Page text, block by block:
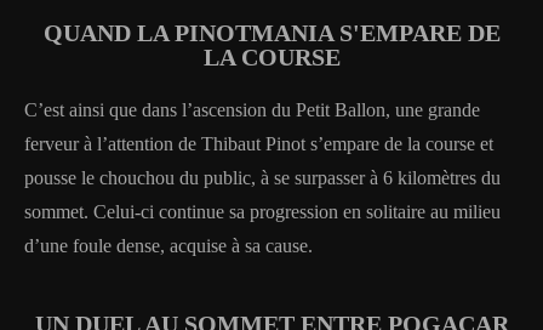
QUAND LA PINOTMANIA S'EMPARE DE
LA COURSE
C’est ainsi que dans l’ascension du Petit Ballon, une grande
ferveur à l’attention de Thibaut Pinot s’empare de la course et
pousse le chouchou du public, à se surpasser à 6 kilomètres du
sommet. Celui-ci continue sa progression en solitaire au milieu
d’une foule dense, acquise à sa cause.
UN DUEL AU SOMMET ENTRE POGACAR